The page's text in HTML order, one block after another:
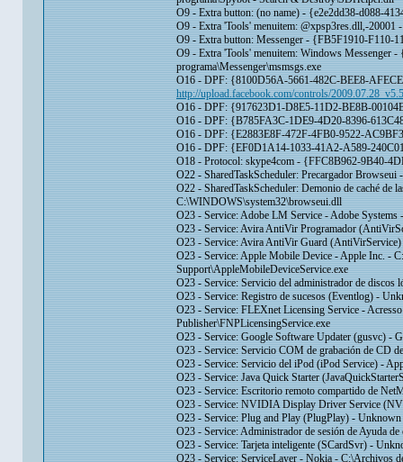
O9 - Extra button: (no name) - {e2e2dd38-d088-
O9 - Extra 'Tools' menuitem: @xpsp3res.dll,-
O9 - Extra button: Messenger - {FB5F1910-F110-
O9 - Extra 'Tools' menuitem: Windows
programa\Messenger\msmsgs.exe
O16 - DPF: {8100D56A-5661-482C-BEE8-
http://upload.facebook.com/controls/
O16 - DPF: {917623D1-D8E5-11D2-BE8B-
O16 - DPF: {B785FA3C-1DE9-4D20-8396-
O16 - DPF: {E2883E8F-472F-4FB0-9522-
O16 - DPF: {EF0D1A14-1033-41A2-A589-
O18 - Protocol: skype4com - {FFC8B962-9B40-
O22 - SharedTaskScheduler: Precargador
O22 - SharedTaskScheduler: Demonio de caché
C:\WINDOWS\system32\browseui.dll
O23 - Service: Adobe LM Service - Adobe
O23 - Service: Avira AntiVir Programador
O23 - Service: Avira AntiVir Guard
O23 - Service: Apple Mobile Device - Apple Inc. -
Support\AppleMobileDeviceService.exe
O23 - Service: Servicio del administrador de
O23 - Service: Registro de sucesos (Eventlog) -
O23 - Service: FLEXnet Licensing Service -
Publisher\FNPLicensingService.exe
O23 - Service: Google Software Updater (gusvc) -
O23 - Service: Servicio COM de grabación de CD
O23 - Service: Servicio del iPod (iPod Service) -
O23 - Service: Java Quick Starter
O23 - Service: Escritorio remoto compartido de
O23 - Service: NVIDIA Display Driver Service
O23 - Service: Plug and Play (PlugPlay) -
O23 - Service: Administrador de sesión de Ayuda
O23 - Service: Tarjeta inteligente (SCardSvr) -
O23 - Service: ServiceLayer - Nokia - C:\Archivos